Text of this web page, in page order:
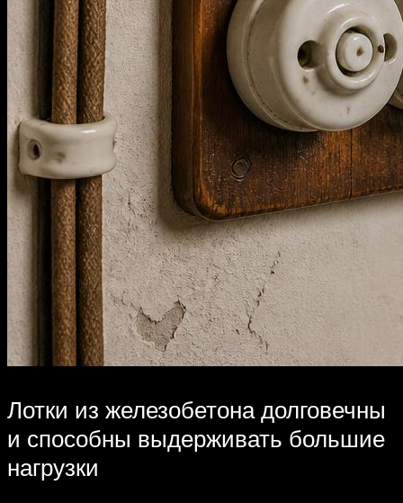
Лотки из железобетона долговечны
и способны выдерживать большие
нагрузки